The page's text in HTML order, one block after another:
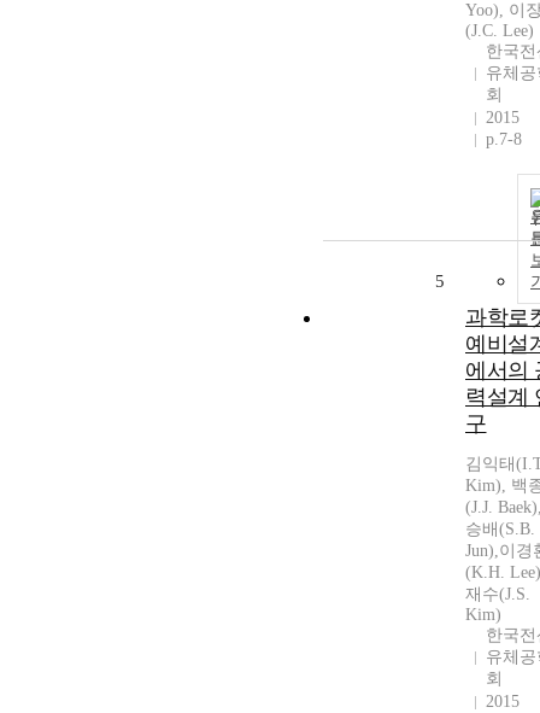
Yoo), 이
(J.C. Lee)
한국전
유체공
회
2015
p.7-8
5
과학로
예비설
에서의
력설계
구
김익태
Kim), 백
(J.J.
승배(S.B.
Jun),이경
(K.H.
재수(J.S.
Kim)
한국전
유체공
회
2015